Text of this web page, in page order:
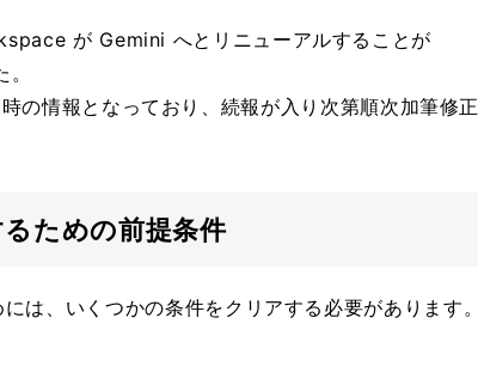
が Gemini へとリニューアルすることが
の情報となっており、続報が入り次第順次加筆修正
ための前提条件
、いくつかの条件をクリアする必要があります。